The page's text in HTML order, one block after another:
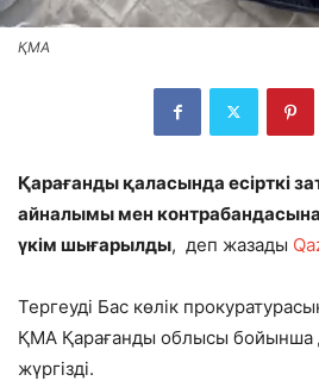
ҚМА
Қарағанды қаласында есірткі
айналымы мен
үкім шығарылды, деп жазады
Тергеуді Бас көлік
ҚМА Қарағанды облысы бойынша
жүргізді.